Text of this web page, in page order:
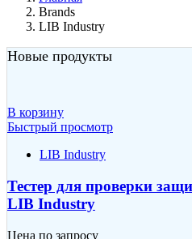
Brands
LIB Industry
Новые продукты
В корзину
Быстрый просмотр
LIB Industry
Тестер для проверки
LIB Industry
Цена по запросу